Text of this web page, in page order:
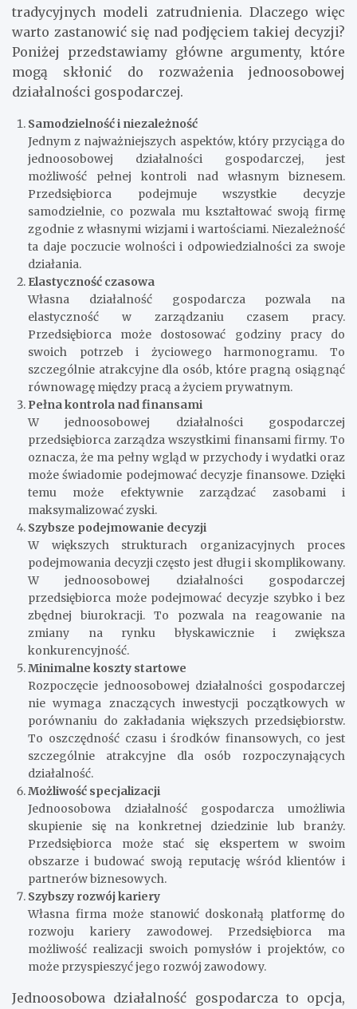
tradycyjnych modeli zatrudnienia. Dlaczego więc
warto zastanowić się nad podjęciem takiej decyzji?
Poniżej przedstawiamy główne argumenty, które
mogą skłonić do rozważenia jednoosobowej
działalności gospodarczej.
Samodzielność i niezależność
Jednym z najważniejszych aspektów, który przyciąga do
jednoosobowej działalności gospodarczej, jest
możliwość pełnej kontroli nad własnym biznesem.
Przedsiębiorca podejmuje wszystkie decyzje
samodzielnie, co pozwala mu kształtować swoją firmę
zgodnie z własnymi wizjami i wartościami. Niezależność
ta daje poczucie wolności i odpowiedzialności za swoje
działania.
Elastyczność czasowa
Własna działalność gospodarcza pozwala na
elastyczność w zarządzaniu czasem pracy.
Przedsiębiorca może dostosować godziny pracy do
swoich potrzeb i życiowego harmonogramu. To
szczególnie atrakcyjne dla osób, które pragną osiągnąć
równowagę między pracą a życiem prywatnym.
Pełna kontrola nad finansami
W jednoosobowej działalności gospodarczej
przedsiębiorca zarządza wszystkimi finansami firmy. To
oznacza, że ma pełny wgląd w przychody i wydatki oraz
może świadomie podejmować decyzje finansowe. Dzięki
temu może efektywnie zarządzać zasobami i
maksymalizować zyski.
Szybsze podejmowanie decyzji
W większych strukturach organizacyjnych proces
podejmowania decyzji często jest długi i skomplikowany.
W jednoosobowej działalności gospodarczej
przedsiębiorca może podejmować decyzje szybko i bez
zbędnej biurokracji. To pozwala na reagowanie na
zmiany na rynku błyskawicznie i zwiększa
konkurencyjność.
Minimalne koszty startowe
Rozpoczęcie jednoosobowej działalności gospodarczej
nie wymaga znaczących inwestycji początkowych w
porównaniu do zakładania większych przedsiębiorstw.
To oszczędność czasu i środków finansowych, co jest
szczególnie atrakcyjne dla osób rozpoczynających
działalność.
Możliwość specjalizacji
Jednoosobowa działalność gospodarcza umożliwia
skupienie się na konkretnej dziedzinie lub branży.
Przedsiębiorca może stać się ekspertem w swoim
obszarze i budować swoją reputację wśród klientów i
partnerów biznesowych.
Szybszy rozwój kariery
Własna firma może stanowić doskonałą platformę do
rozwoju kariery zawodowej. Przedsiębiorca ma
możliwość realizacji swoich pomysłów i projektów, co
może przyspieszyć jego rozwój zawodowy.
Jednoosobowa działalność gospodarcza to opcja,